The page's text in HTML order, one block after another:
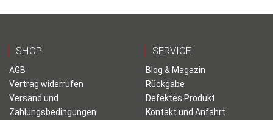
SHOP
AGB
Vertrag widerrufen
Versand und
Zahlungsbedingungen
SERVICE
Blog & Magazin
Rückgabe
Defektes Produkt
Kontakt und Anfahrt